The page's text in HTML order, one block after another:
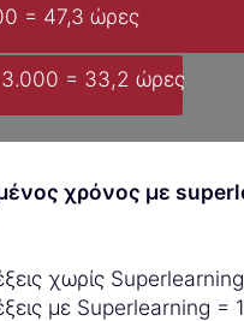
= 47,3 ώρες
= 33,2 ώρες
χρόνος με
χωρίς
με Superlearning =